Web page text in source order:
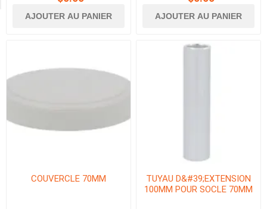
AJOUTER AU PANIER AJOUTER AU PANIER
COUVERCLE 70MM
TUYAU D&#39;EXTENSION
100MM POUR SOCLE 70MM